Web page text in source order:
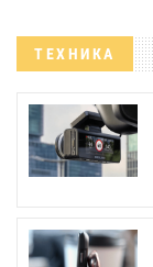
ТЕХНИКА